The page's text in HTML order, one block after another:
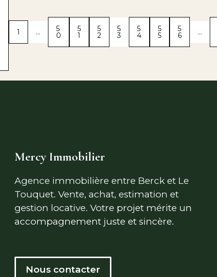
1 … 5
0
5
1
5
2
5
3
5
4
5
5
5
6 …
Mercy Immobilier
Agence immobilière entre Berck et Le
Touquet. Vente, achat, estimation et
gestion locative. Votre projet mérite un
accompagnement juste et sincère.
Nous contacter